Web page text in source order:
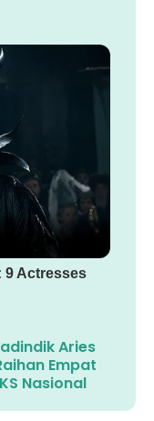
Aries
Empat
Nasional